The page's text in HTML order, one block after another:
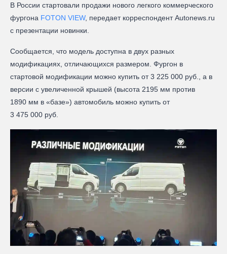
В России стартовали продажи нового легкого коммерческого
фургона FOTON VIEW, передает корреспондент Autonews.ru
с презентации новинки.
Сообщается, что модель доступна в двух разных
модификациях, отличающихся размером. Фургон в
стартовой модификации можно купить от 3 225 000 руб., а в
версии с увеличенной крышей (высота 2195 мм против
1890 мм в «базе») автомобиль можно купить от
3 475 000 руб.